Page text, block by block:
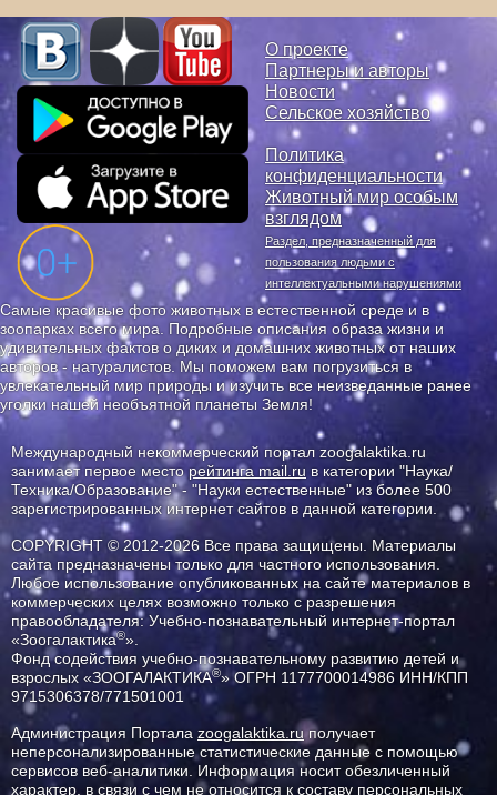
О проекте
Партнеры и авторы
Новости
Сельское хозяйство
Политика
конфиденциальности
Животный мир особым
взглядом
Раздел, предназначенный для
пользования людьми с
интеллектуальными нарушениями
Самые красивые фото животных в естественной среде и в
зоопарках всего мира. Подробные описания образа жизни и
удивительных фактов о диких и домашних животных от наших
авторов - натуралистов. Мы поможем вам погрузиться в
увлекательный мир природы и изучить все неизведанные ранее
уголки нашей необъятной планеты Земля!
Международный некоммерческий портал zoogalaktika.ru
занимает первое месторейтинга mail.ru в категории "Наука/
Техника/Образование" - "Науки естественные" из более 500
зарегистрированных интернет сайтов в данной категории.
COPYRIGHT © 2012-2026 Все права защищены. Материалы
сайта предназначены только для частного использования.
Любое использование опубликованных на сайте материалов в
коммерческих целях возможно только с разрешения
правообладателя: Учебно-познавательный интернет-портал
«Зоогалактика®».
Фонд содействия учебно-познавательному развитию детей и
взрослых «ЗООГАЛАКТИКА®» ОГРН 1177700014986 ИНН/КПП
9715306378/771501001
Администрация Портала zoogalaktika.ruполучает
неперсонализированные статистические данные с помощью
сервисов веб-аналитики. Информация носит обезличенный
характер, в связи с чем не относится к составу персональных